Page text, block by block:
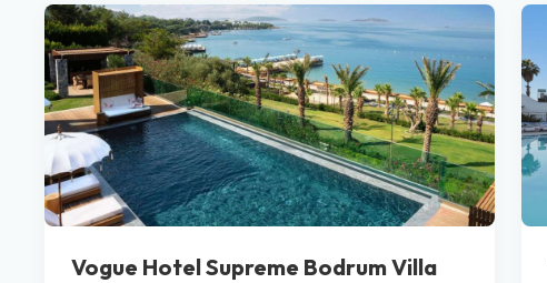
Vogue Hotel Supreme Bodrum Villa